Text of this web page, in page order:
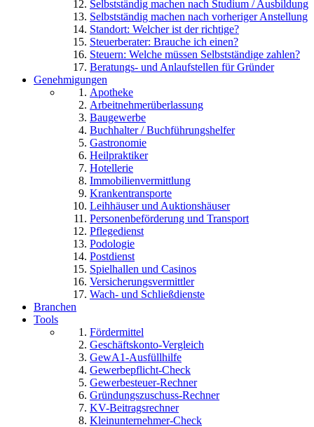
Selbstständig machen nach Studium / Ausbildung
Selbstständig machen nach vorheriger Anstellung
Standort: Welcher ist der richtige?
Steuerberater: Brauche ich einen?
Steuern: Welche müssen Selbstständige zahlen?
Beratungs- und Anlaufstellen für Gründer
Genehmigungen
Apotheke
Arbeitnehmerüberlassung
Baugewerbe
Buchhalter / Buchführungshelfer
Gastronomie
Heilpraktiker
Hotellerie
Immobilienvermittlung
Krankentransporte
Leihhäuser und Auktionshäuser
Personenbeförderung und Transport
Pflegedienst
Podologie
Postdienst
Spielhallen und Casinos
Versicherungsvermittler
Wach- und Schließdienste
Branchen
Tools
Fördermittel
Geschäftskonto-Vergleich
GewA1-Ausfüllhilfe
Gewerbepflicht-Check
Gewerbesteuer-Rechner
Gründungszuschuss-Rechner
KV-Beitragsrechner
Kleinunternehmer-Check